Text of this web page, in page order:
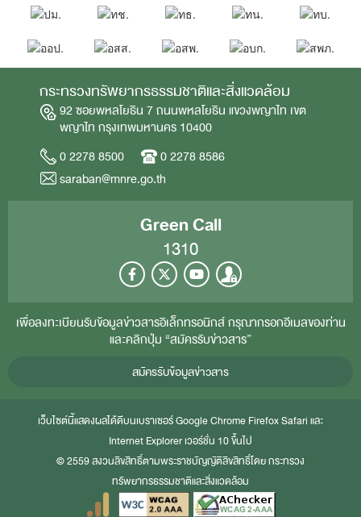
กระทรวงทรัพยากรธรรมชาติและสิ่งแวดล้อม
92 ซอยพหลโยธิน 7 ถนนพหลโยธิน แขวงพญาไท เขต
พญาไท กรุงเทพมหานคร 10400
0 2278 8500
0 2278 8586
saraban@mnre.go.th
Green Call
1310
เพื่อลงทะเบียนรับข้อมูลข่าวสารอิเล็กทรอนิกส์ กรุณากรอกอีเมลของท่าน
และคลิกปุ่ม “สมัครรับข่าวสาร”
สมัครรับข้อมูลข่าวสาร
เว็บไซต์นี้แสดงผลได้ดีบนเบราเซอร์Google Chrome FirefoxSafari และ
Internet Explorer เวอร์ชั่น 10 ขึ้นไป
© 2559 สงวนลิขสิทธิ์ตามพระราชบัญญัติลิขสิทธิ์โดย กระทรวง
ทรัพยากรธรรมชาติและสิ่งแวดล้อม